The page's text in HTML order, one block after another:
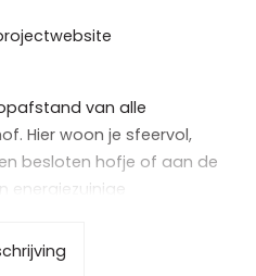
van alle
Hier woon je sfeervol,
besloten hofje of aan de
energiezuinige
tuin maakt je thuis helemaal